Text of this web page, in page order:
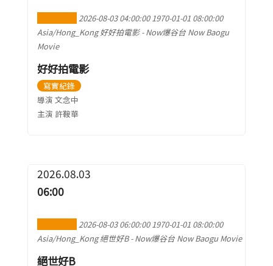
2026-08-03 04:00:00 1970-01-01 08:00:00
Asia/Hong_Kong 好好拍電影 - Now爆谷台 Now Baogu
Movie
好好拍電影
寫實紀錄
導演 文念中
主演 許鞍華
2026.08.03
06:00
2026-08-03 06:00:00 1970-01-01 08:00:00
Asia/Hong_Kong 絕世好B - Now爆谷台 Now Baogu Movie
絕世好B